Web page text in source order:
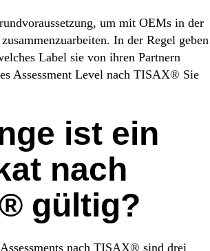
um mit OEMs in der
In der Regel geben
Label sie von ihren Partnern
Assessment Level nach TISAX® Sie
ist ein
nach
gültig?
nach TISAX® sind drei